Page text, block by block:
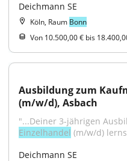
Deichmann SE
Köln, Raum Bonn
Von 10.500,00 € bis
Ausbildung zum
(m/w/d), Asbach
Einzelhandel (m/w/d)
Deichmann SE